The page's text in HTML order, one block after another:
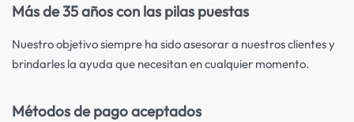
Más de 35 años con las pilas puestas
Nuestro objetivo siempre ha sido asesorar a nuestros clientes y
brindarles la ayuda que necesitan en cualquier momento.
Métodos de pago aceptados